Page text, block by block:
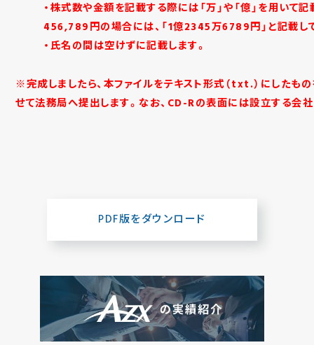
・株式数や金額を記載する際には「万」や「億」を用いて
456,789円の場合には、「1億2345万6789円」と記載し
・氏名の間は空けずに記載します。
※完成しましたら、本ファイルをテキスト形式（txt.）にしたも
せて法務局へ提出します。なお、CD-Rの表面には設立する会
PDF版をダウンロード